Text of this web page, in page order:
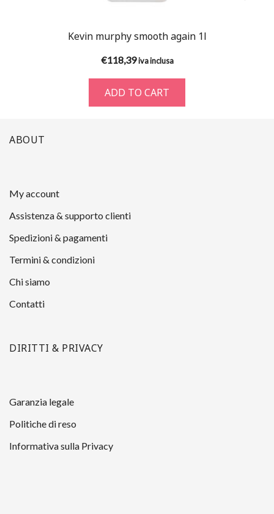
Kevin murphy smooth again 1l
€118,39 iva inclusa
ADD TO CART
ABOUT
My account
Assistenza & supporto clienti
Spedizioni & pagamenti
Termini & condizioni
Chi siamo
Contatti
DIRITTI & PRIVACY
Garanzia legale
Politiche di reso
Informativa sulla Privacy